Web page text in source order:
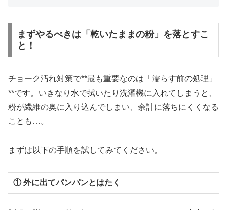
まずやるべきは「乾いたままの粉」を落とすこ
と！
チョーク汚れ対策で**最も重要なのは「濡らす前の処理」
**です。いきなり水で拭いたり洗濯機に入れてしまうと、
粉が繊維の奥に入り込んでしまい、余計に落ちにくくなる
ことも…。
まずは以下の手順を試してみてください。
① 外に出てパンパンとはたく